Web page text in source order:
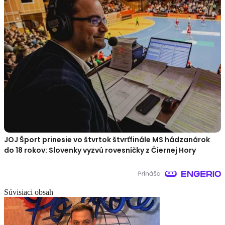
JOJ Šport prinesie vo štvrtok štvrťfinále MS hádzanárok
do 18 rokov: Slovenky vyzvú rovesníčky z Čiernej Hory
Súvisiaci obsah